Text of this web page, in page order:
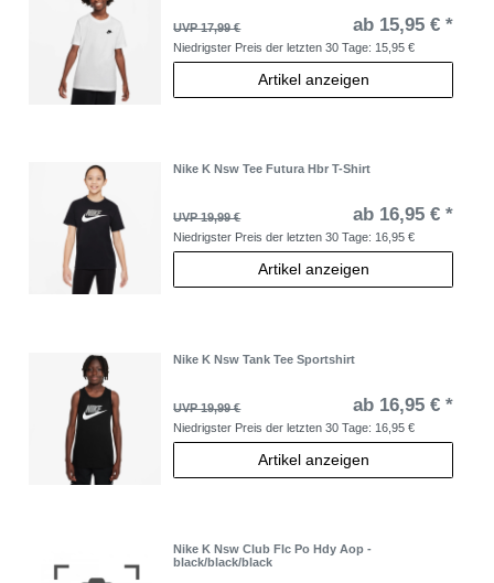
UVP 17,99 € ab 15,95 € *
Niedrigster Preis der letzten 30 Tage: 15,95 €
Artikel anzeigen
Nike K Nsw Tee Futura Hbr T-Shirt
UVP 19,99 € ab 16,95 € *
Niedrigster Preis der letzten 30 Tage: 16,95 €
Artikel anzeigen
Nike K Nsw Tank Tee Sportshirt
UVP 19,99 € ab 16,95 € *
Niedrigster Preis der letzten 30 Tage: 16,95 €
Artikel anzeigen
Nike K Nsw Club Flc Po Hdy Aop -
black/black/black